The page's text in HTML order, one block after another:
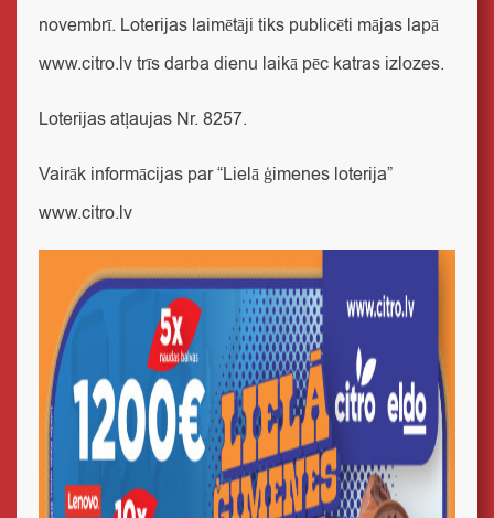
novembrī. Loterijas laimētāji tiks publicēti mājas lapā
www.citro.lvtrīs darba dienu laikā pēc katras izlozes.
Loterijas atļaujas Nr. 8257.
Vairāk informācijas par “Lielā ģimenes loterija”
www.citro.lv